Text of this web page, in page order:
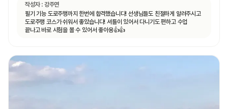
작성자 : 강주연
필기 기능 도로주행까지 한번에 합격했습니다! 선생님들도 친절하게 알려주시고
도로주행 코스가 쉬워서 좋았습니다! 셔틀이 있어서 다니기도 편하고 수업
끝나고 바로 시험을 볼 수 있어서 좋아용👍👍